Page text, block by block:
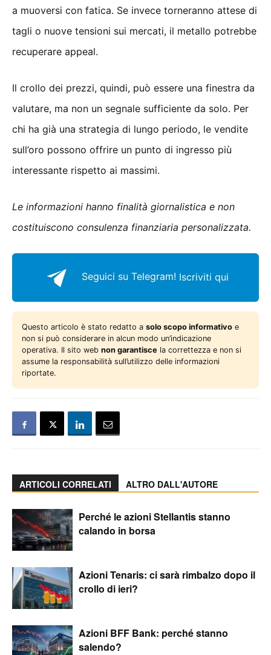
a muoversi con fatica. Se invece torneranno attese di
tagli o nuove tensioni sui mercati, il metallo potrebbe
recuperare appeal.
Il crollo dei prezzi, quindi, può essere una finestra da
valutare, ma non un segnale sufficiente da solo. Per
chi ha già una strategia di lungo periodo, le vendite
sull’oro possono offrire un punto di ingresso più
interessante rispetto ai massimi.
Le informazioni hanno finalità giornalistica e non
costituiscono consulenza finanziaria personalizzata.
Seguici su Telegram! Iscriviti qui
Questo articolo è stato redatto a solo scopo informativo e
non si può considerare in alcun modo un’indicazione
operativa. Il sito web non garantisce la correttezza e non si
assume la responsabilità sull’utilizzo delle informazioni
riportate.
ARTICOLI CORRELATI ALTRO DALL'AUTORE
Perché le azioni Stellantis stanno
calando in borsa
Azioni Tenaris: ci sarà rimbalzo dopo il
crollo di ieri?
Azioni BFF Bank: perché stanno
salendo?